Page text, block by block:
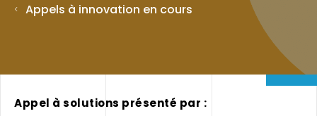
Appels à innovation en cours
Appel à solutions présenté par :